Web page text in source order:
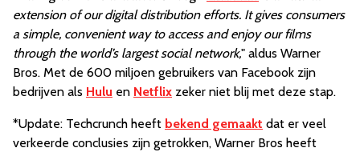
extension of our digital distribution efforts. It gives consumers
a simple, convenient way to access and enjoy our films
through the world’s largest social network," aldus Warner
Bros. Met de 600 miljoen gebruikers van Facebook zijn
bedrijven als Hulu en Netflix zeker niet blij met deze stap.
*Update: Techcrunch heeft bekend gemaakt dat er veel
verkeerde conclusies zijn getrokken, Warner Bros heeft